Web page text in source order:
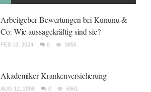
Arbeitgeber-Bewertungen bei Kununu &
Co: Wie aussagekräftig sind sie?
FEB 13, 2024 0 3655
Akademiker Krankenversicherung
AUG 12, 2008 0 6961